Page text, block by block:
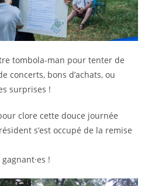
tombola-man pour tenter de
concerts, bons d’achats, ou
surprises !
clore cette douce journée
s’est occupé de la remise
!